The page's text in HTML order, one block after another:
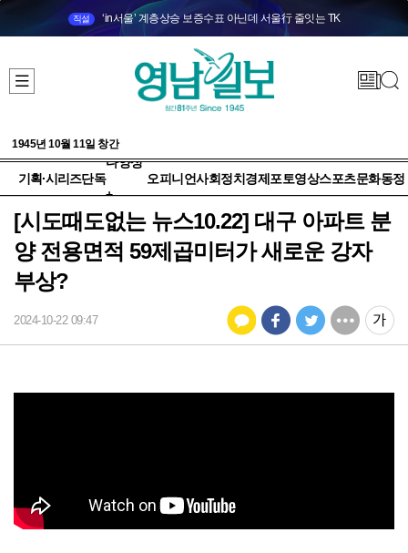
직설 ‘in서울’ 계층상승 보증수표 아닌데 서울行 줄잇는 TK
1945년 10월 11일 창간
기획·시리즈단독
다양성
+
오피니언사회정치 경제 포토영상스포츠문화동정
[시도때도없는 뉴스10.22] 대구 아파트 분
양 전용면적 59제곱미터가 새로운 강자
부상?
2024-10-22 09:47